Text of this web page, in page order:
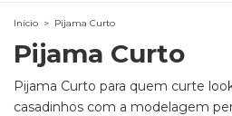
Início > Pijama Curto
Pijama Curto
Pijama Curto para quem curte
casadinhos com a modelagem